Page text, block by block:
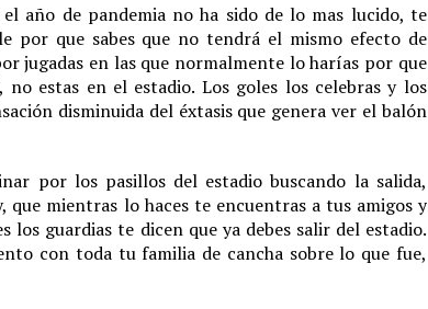
año de pandemia no ha sido de lo mas lucido, te
por que sabes que no tendrá el mismo efecto de
jugadas en las que normalmente lo harías por que
estas en el estadio. Los goles los celebras y los
disminuida del éxtasis que genera ver el balón
por los pasillos del estadio buscando la salida,
mientras lo haces te encuentras a tus amigos y
los guardias te dicen que ya debes salir del estadio.
con toda tu familia de cancha sobre lo que fue,